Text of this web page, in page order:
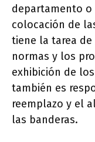
departamento
colocación de
tiene la tarea
normas y los
exhibición de
también es
reemplazo y el
las banderas.